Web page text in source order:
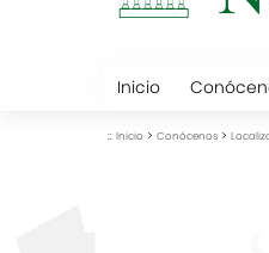
Inicio
:: Inicio > Conócenos >